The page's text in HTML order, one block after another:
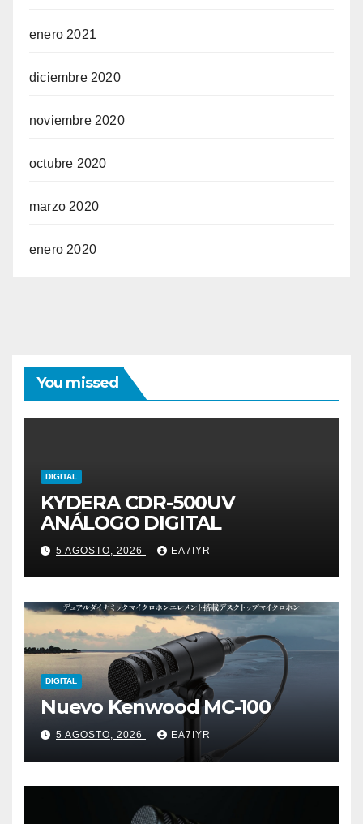
enero 2021
diciembre 2020
noviembre 2020
octubre 2020
marzo 2020
enero 2020
You missed
DIGITAL
KYDERA CDR-500UV
ANÁLOGO DIGITAL
5 AGOSTO, 2026 EA7IYR
DIGITAL
Nuevo Kenwood MC-100
5 AGOSTO, 2026 EA7IYR